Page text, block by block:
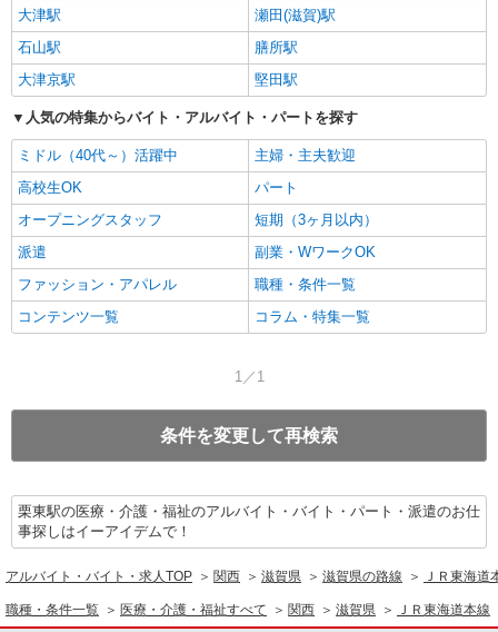
大津駅
瀬田(滋賀)駅
石山駅
膳所駅
大津京駅
堅田駅
人気の特集からバイト・アルバイト・パートを探す
ミドル（40代～）活躍中
主婦・主夫歓迎
高校生OK
パート
オープニングスタッフ
短期（3ヶ月以内）
派遣
副業・WワークOK
ファッション・アパレル
職種・条件一覧
コンテンツ一覧
コラム・特集一覧
1／1
条件を変更して再検索
栗東駅の医療・介護・福祉のアルバイト・バイト・パート・派遣のお仕
事探しはイーアイデムで！
アルバイト・バイト・求人TOP 関西 滋賀県 滋賀県の路線 ＪＲ東海道
職種・条件一覧 医療・介護・福祉すべて 関西 滋賀県 ＪＲ東海道本線